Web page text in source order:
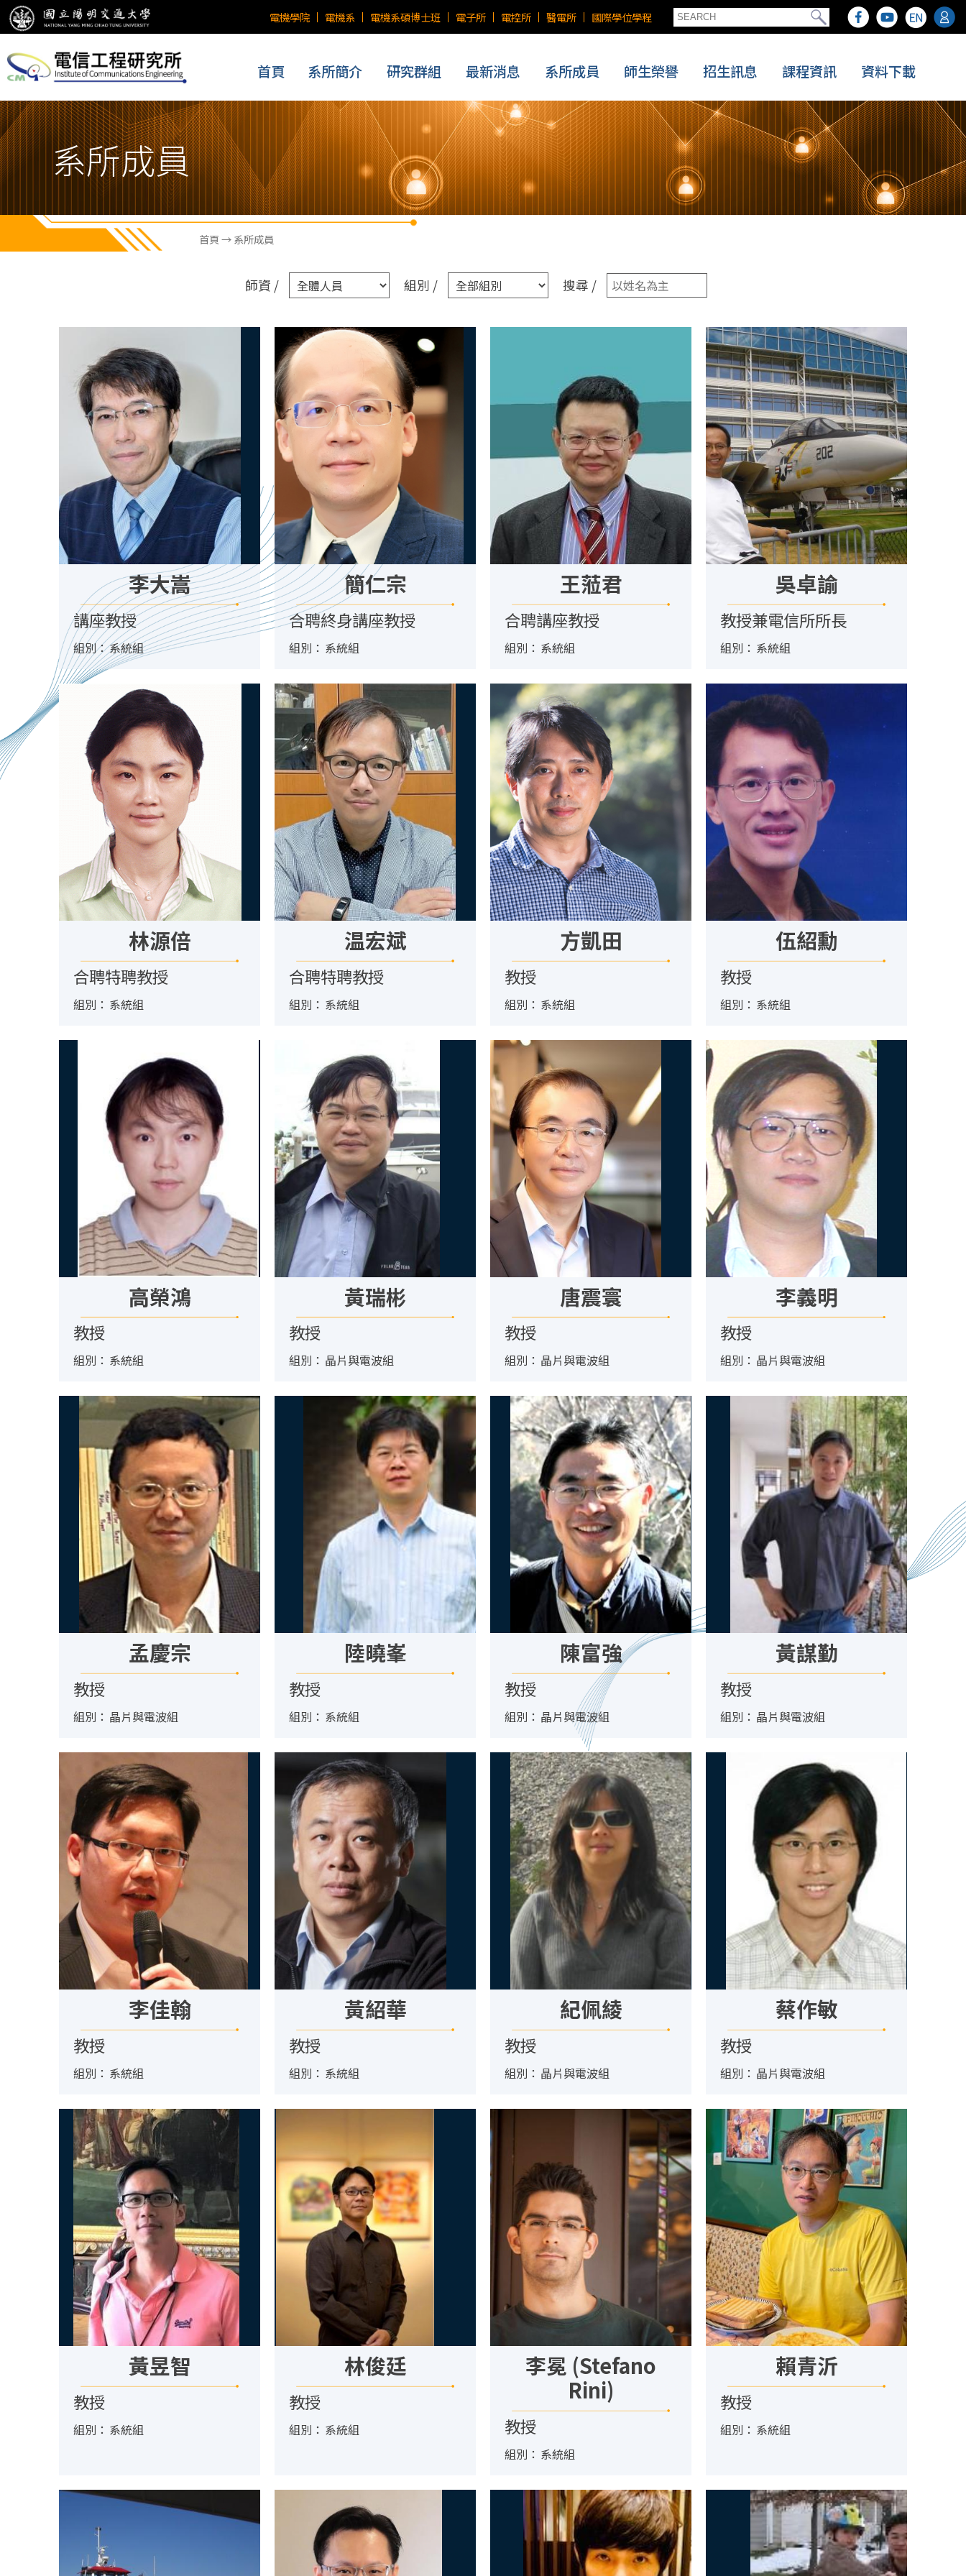
電機學院 電機系 電機系碩博士班 電子所 電控所 醫電所 國際學位學程
首頁 系所簡介 研究群組 最新消息 系所成員 師生榮譽 招生訊息 課程資訊 資料下載
系所成員
首頁→ 系所成員
師資 / 組別 / 搜尋 /
李大嵩
講座教授
組別：系統組
簡仁宗
合聘終身講座教授
組別： 系統組
王蒞君
合聘講座教授
組別： 系統組
吳卓諭
教授兼電信所所長
組別： 系統組
林源倍
合聘特聘教授
組別： 系統組
温宏斌
合聘特聘教授
組別： 系統組
方凱田
教授
組別： 系統組
伍紹勳
教授
組別： 系統組
高榮鴻
教授
組別： 系統組
黃瑞彬
教授
組別： 晶片與電波組
唐震寰
教授
組別： 晶片與電波組
李義明
教授
組別： 晶片與電波組
孟慶宗
教授
組別： 晶片與電波組
陸曉峯
教授
組別： 系統組
陳富強
教授
組別： 晶片與電波組
黃謀勤
教授
組別： 晶片與電波組
李佳翰
教授
組別： 系統組
黃紹華
教授
組別： 系統組
紀佩綾
教授
組別： 晶片與電波組
蔡作敏
教授
組別： 晶片與電波組
黃昱智
教授
組別： 系統組
林俊廷
教授
組別： 系統組
李冕 (Stefano
Rini)
教授
組別： 系統組
賴青沂
教授
組別： 系統組